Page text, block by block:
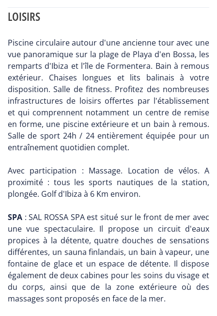
LOISIRS
Piscine circulaire autour d'une ancienne tour avec une
vue panoramique sur la plage de Playa d'en Bossa, les
remparts d'Ibiza et l'île de Formentera. Bain à remous
extérieur. Chaises longues et lits balinais à votre
disposition. Salle de fitness. Profitez des nombreuses
infrastructures de loisirs offertes par l'établissement
et qui comprennent notamment un centre de remise
en forme, une piscine extérieure et un bain à remous.
Salle de sport 24h / 24 entièrement équipée pour un
entraînement quotidien complet.
Avec participation : Massage. Location de vélos. A
proximité : tous les sports nautiques de la station,
plongée. Golf d'Ibiza à 6 Km environ.
SPA : SAL ROSSA SPA est situé sur le front de mer avec
une vue spectaculaire. Il propose un circuit d'eaux
propices à la détente, quatre douches de sensations
différentes, un sauna finlandais, un bain à vapeur, une
fontaine de glace et un espace de détente. Il dispose
également de deux cabines pour les soins du visage et
du corps, ainsi que de la zone extérieure où des
massages sont proposés en face de la mer.